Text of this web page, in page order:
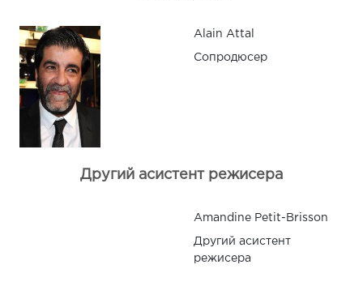
Alain Attal
Сопродюсер
Другий асистент режисера
Amandine Petit-Brisson
Другий асистент
режисера